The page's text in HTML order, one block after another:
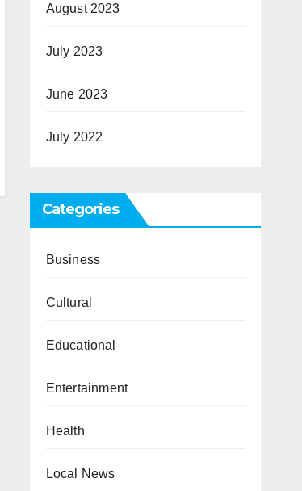
August 2023
July 2023
June 2023
July 2022
Categories
Business
Cultural
Educational
Entertainment
Health
Local News